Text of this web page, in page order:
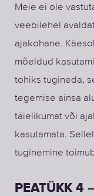
Meie ei ole
veebilehel
ajakohane.
mõeldud
tohiks tugineda,
tegemise ainsa
täielikumat või
kasutamata.
tuginemine
PEATÜKK 4